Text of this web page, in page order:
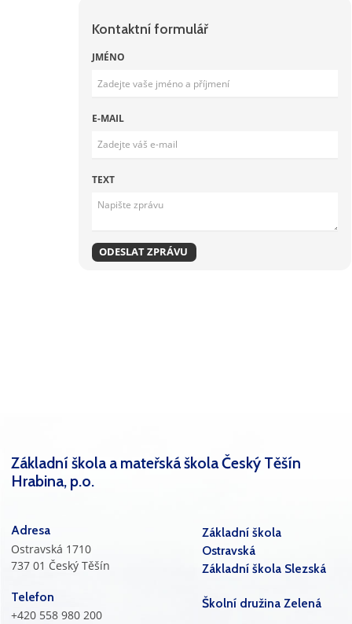
Kontaktní formulář
JMÉNO
E-MAIL
TEXT
Základní škola a mateřská škola Český Těšín
Hrabina, p.o.
Adresa
Ostravská 1710
737 01 Český Těšín
Telefon
+420 558 980 200
Základní škola
Ostravská
Základní škola Slezská
Školní družina Zelená